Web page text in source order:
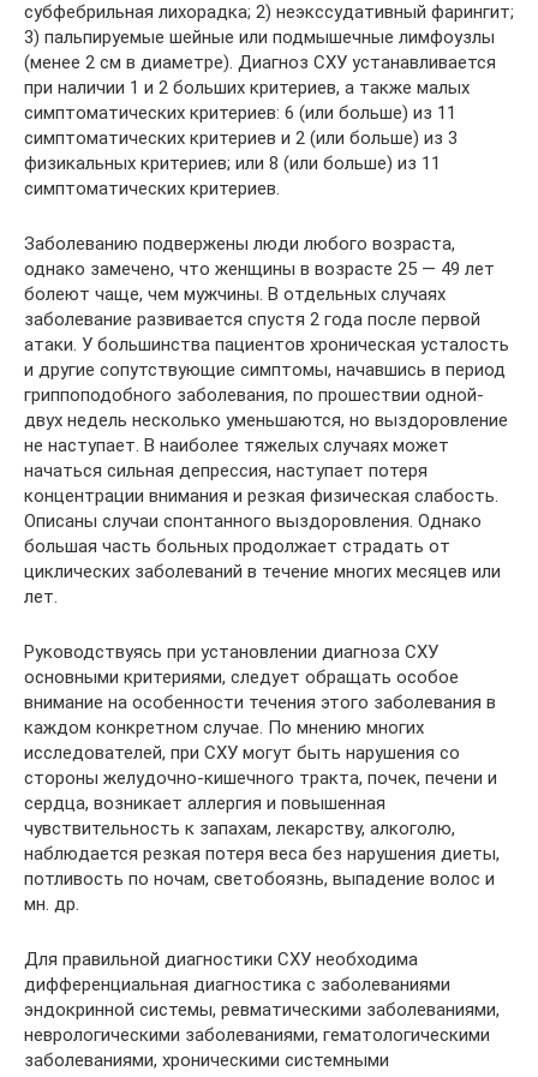
субфебрильная лихорадка; 2) неэкссудативный фарингит;
3) пальпируемые шейные или подмышечные лимфоузлы
(менее 2 см в диаметре). Диагноз СХУ устанавливается
при наличии 1 и 2 больших критериев, а также малых
симптоматических критериев: 6 (или больше) из 11
симптоматических критериев и 2 (или больше) из 3
физикальных критериев; или 8 (или больше) из 11
симптоматических критериев.
Заболеванию подвержены люди любого возраста,
однако замечено, что женщины в возрасте 25 — 49 лет
болеют чаще, чем мужчины. В отдельных случаях
заболевание развивается спустя 2 года после первой
атаки. У большинства пациентов хроническая усталость
и другие сопутствующие симптомы, начавшись в период
гриппоподобного заболевания, по прошествии одной-
двух недель несколько уменьшаются, но выздоровление
не наступает. В наиболее тяжелых случаях может
начаться сильная депрессия, наступает потеря
концентрации внимания и резкая физическая слабость.
Описаны случаи спонтанного выздоровления. Однако
большая часть больных продолжает страдать от
циклических заболеваний в течение многих месяцев или
лет.
Руководствуясь при установлении диагноза СХУ
основными критериями, следует обращать особое
внимание на особенности течения этого заболевания в
каждом конкретном случае. По мнению многих
исследователей, при СХУ могут быть нарушения со
стороны желудочно-кишечного тракта, почек, печени и
сердца, возникает аллергия и повышенная
чувствительность к запахам, лекарству, алкоголю,
наблюдается резкая потеря веса без нарушения диеты,
потливость по ночам, светобоязнь, выпадение волос и
мн. др.
Для правильной диагностики СХУ необходима
дифференциальная диагностика с заболеваниями
эндокринной системы, ревматическими заболеваниями,
неврологическими заболеваниями, гематологическими
заболеваниями, хроническими системными